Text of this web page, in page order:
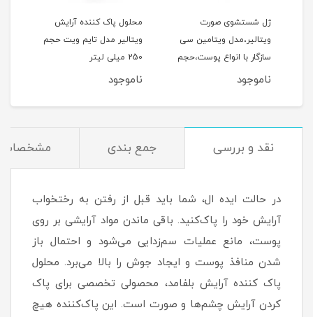
ژل شستشوی صورت
ویتالیر،مدل ویتامین سی
سازگار با انواع پوست،حجم
200 میلی‌لیتر
ناموجود
محلول پاک کننده آرایش
ویتالیر مدل تایم ویت حجم
250 میلی لیتر
ناموجود
نقد و بررسی جمع بندی مشخصات
در حالت ایده ال، شما باید قبل از رفتن به رختخواب
آرایش خود را پاک‌کنید. باقی ماندن مواد آرایشی بر روی
پوست، مانع عملیات سم‌زدایی می‌شود و احتمال باز
شدن منافذ پوست و ایجاد جوش را بالا می‌برد. محلول
پاک کننده آرایش بلفامد، محصولی تخصصی برای پاک
کردن آرایش چشم‌ها و صورت است. این پاک‌کننده هیچ